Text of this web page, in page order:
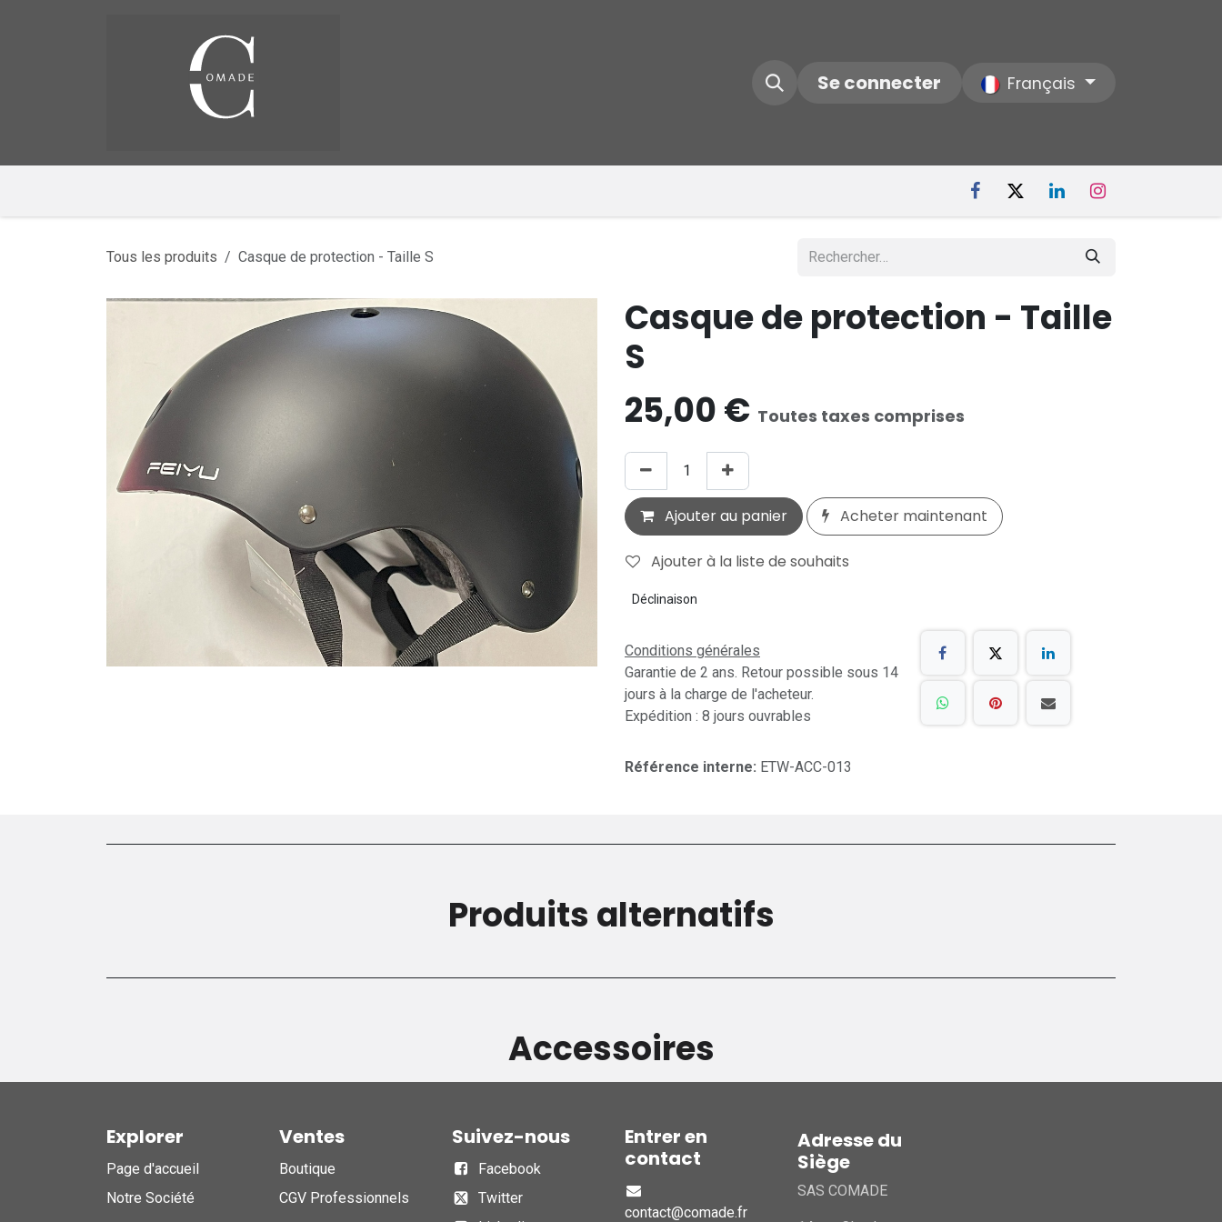
Contactez-nous Notre Société
Se connecter Français
Tous les produits Casque de protection - Taille S
Casque de protection - Taille
S
25,00€ Toutes taxes comprises
Ajouter au panier Acheter maintenant
Ajouter à la liste de souhaits
Déclinaison
Conditions générales
Garantie de 2 ans. Retour possible sous 14
jours à la charge de l'acheteur.
Expédition : 8 jours ouvrables
Référence interne: ETW-ACC-013
Produits alternatifs
Accessoires
Explorer
Page d'accueil
Notre Société
Ventes
Boutique
CGV Professionnels
Suivez-nous
Facebook
Twitter
Entrer en
contact
contact@comade.fr
Adresse du
Siège
SAS COMADE